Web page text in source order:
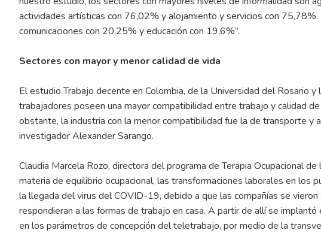
actividades artísticas con 76,02% y alojamiento y servicios con 75,78%.
comunicaciones con 20,25% y educación con 19,6%”.
Sectores con mayor y menor calidad de vida
El estudio Trabajo decente en Colombia, de la Universidad del Rosario y
trabajadores poseen una mayor compatibilidad entre trabajo y calidad
obstante, la industria con la menor compatibilidad fue la de transporte y
investigador Alexander Sarango.
Claudia Marcela Rozo, directora del programa de Terapia Ocupacional
materia de equilibrio ocupacional, las transformaciones laborales en los
la llegada del virus del COVID-19, debido a que las compañías se
respondieran a las formas de trabajo en casa. A partir de allí se
en los parámetros de concepción del teletrabajo, por medio de la